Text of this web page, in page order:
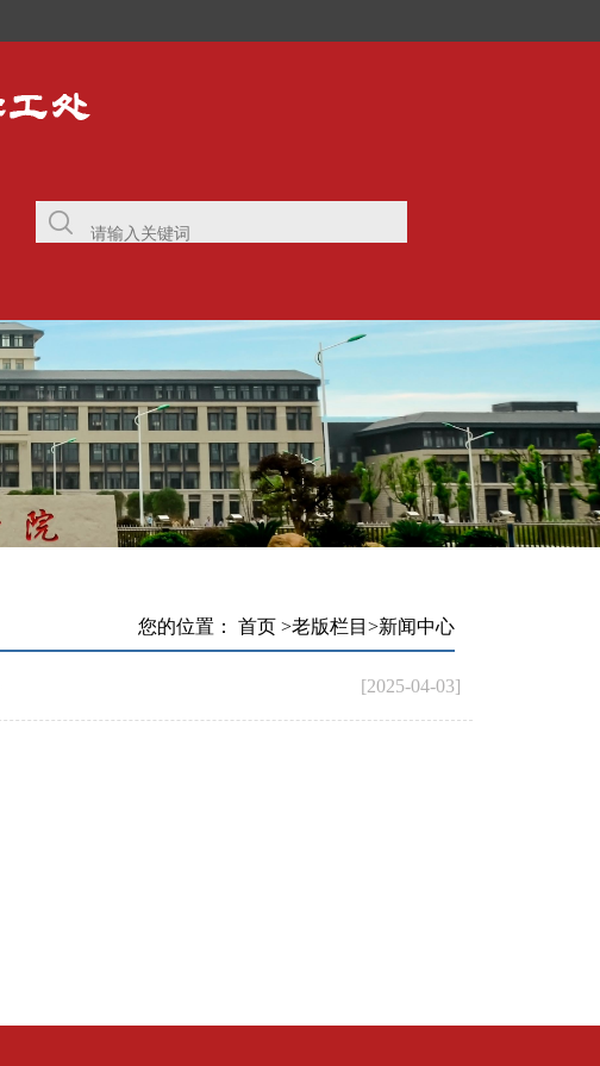
您的位置： 首页 >老版栏目 >新闻中心
[2025-04-03]